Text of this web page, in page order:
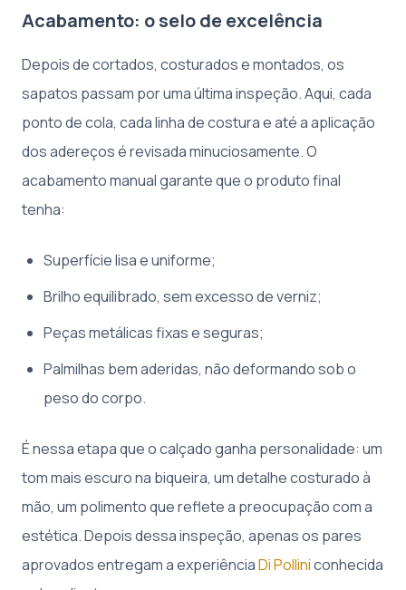
Acabamento: o selo de excelência
Depois de cortados, costurados e montados, os
sapatos passam por uma última inspeção. Aqui, cada
ponto de cola, cada linha de costura e até a aplicação
dos adereços é revisada minuciosamente. O
acabamento manual garante que o produto final
tenha:
Superfície lisa e uniforme;
Brilho equilibrado, sem excesso de verniz;
Peças metálicas fixas e seguras;
Palmilhas bem aderidas, não deformando sob o
peso do corpo.
É nessa etapa que o calçado ganha personalidade: um
tom mais escuro na biqueira, um detalhe costurado à
mão, um polimento que reflete a preocupação com a
estética. Depois dessa inspeção, apenas os pares
aprovados entregam a experiênciaDi Polliniconhecida